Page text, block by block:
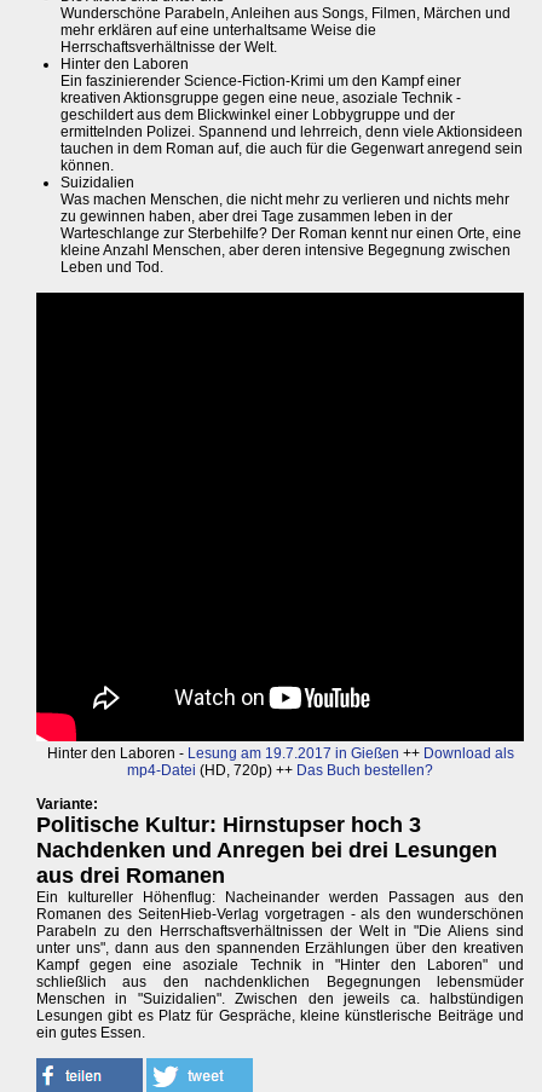
Wunderschöne Parabeln, Anleihen aus Songs, Filmen, Märchen und
mehr erklären auf eine unterhaltsame Weise die
Herrschaftsverhältnisse der Welt.
Hinter den Laboren
Ein faszinierender Science-Fiction-Krimi um den Kampf einer
kreativen Aktionsgruppe gegen eine neue, asoziale Technik -
geschildert aus dem Blickwinkel einer Lobbygruppe und der
ermittelnden Polizei. Spannend und lehrreich, denn viele Aktionsideen
tauchen in dem Roman auf, die auch für die Gegenwart anregend sein
können.
Suizidalien
Was machen Menschen, die nicht mehr zu verlieren und nichts mehr
zu gewinnen haben, aber drei Tage zusammen leben in der
Warteschlange zur Sterbehilfe? Der Roman kennt nur einen Orte, eine
kleine Anzahl Menschen, aber deren intensive Begegnung zwischen
Leben und Tod.
Hinter den Laboren - Lesung am 19.7.2017 in Gießen ++ Download als
mp4-Datei (HD, 720p) ++ Das Buch bestellen?
Variante:
Politische Kultur: Hirnstupser hoch 3
Nachdenken und Anregen bei drei Lesungen
aus drei Romanen
Ein kultureller Höhenflug: Nacheinander werden Passagen aus den
Romanen des SeitenHieb-Verlag vorgetragen - als den wunderschönen
Parabeln zu den Herrschaftsverhältnissen der Welt in "Die Aliens sind
unter uns", dann aus den spannenden Erzählungen über den kreativen
Kampf gegen eine asoziale Technik in "Hinter den Laboren" und
schließlich aus den nachdenklichen Begegnungen lebensmüder
Menschen in "Suizidalien". Zwischen den jeweils ca. halbstündigen
Lesungen gibt es Platz für Gespräche, kleine künstlerische Beiträge und
ein gutes Essen.